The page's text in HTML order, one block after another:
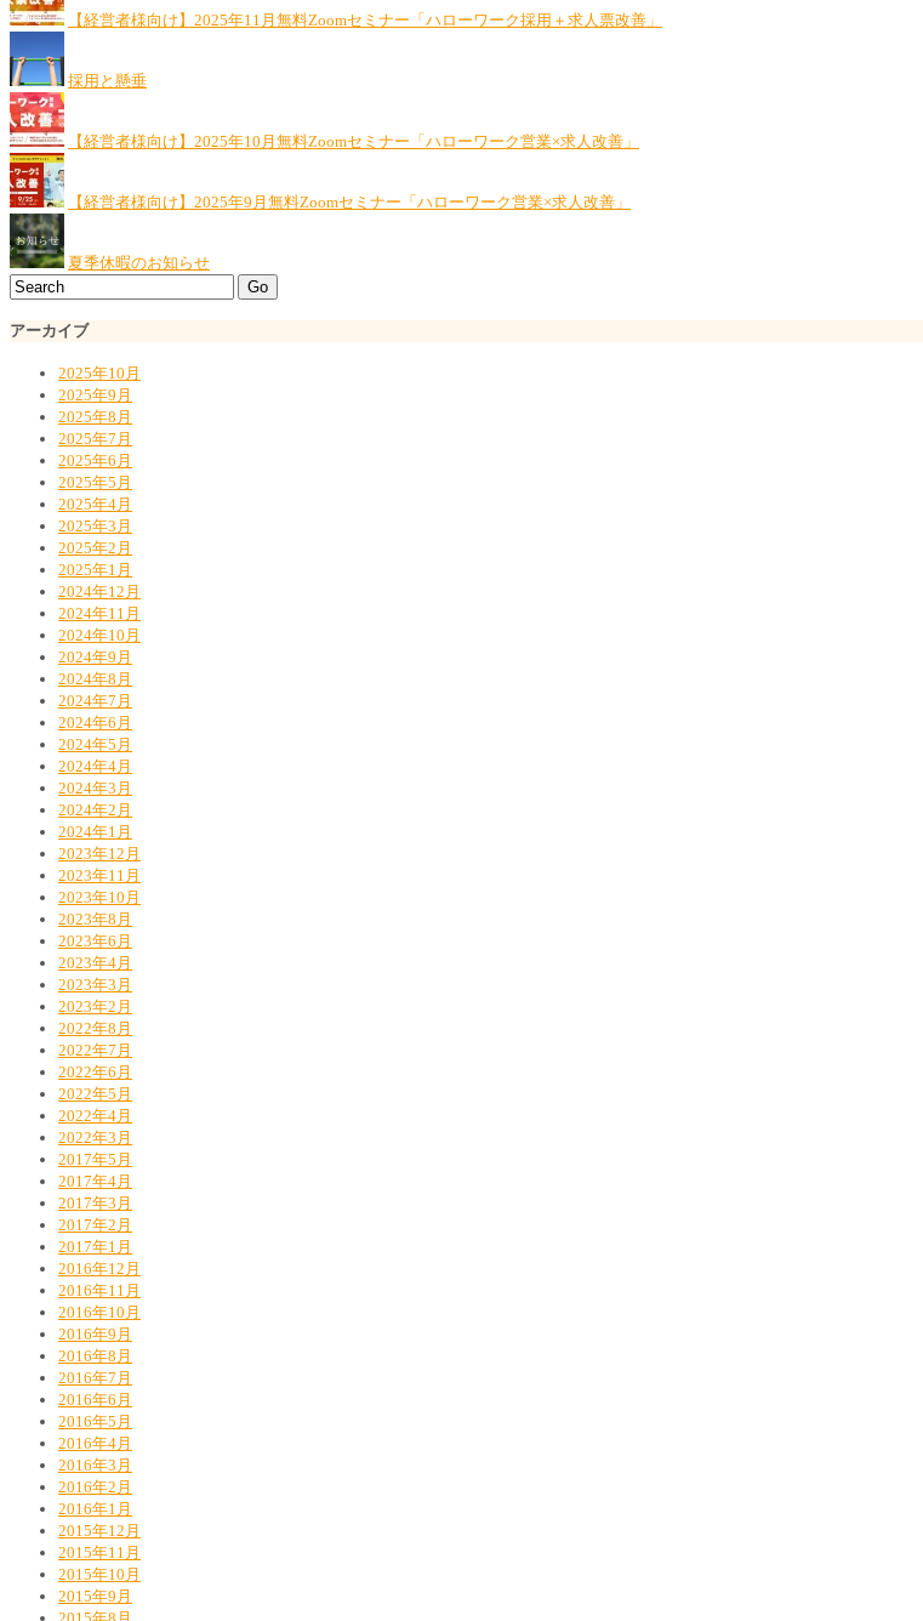
【経営者様向け】2025年11月無料Zoomセミナー「ハローワーク採用＋求人票改善」
採用と懸垂
【経営者様向け】2025年10月無料Zoomセミナー「ハローワーク営業×求人改善」
【経営者様向け】2025年9月無料Zoomセミナー「ハローワーク営業×求人改善」
夏季休暇のお知らせ
アーカイブ
2025年10月
2025年9月
2025年8月
2025年7月
2025年6月
2025年5月
2025年4月
2025年3月
2025年2月
2025年1月
2024年12月
2024年11月
2024年10月
2024年9月
2024年8月
2024年7月
2024年6月
2024年5月
2024年4月
2024年3月
2024年2月
2024年1月
2023年12月
2023年11月
2023年10月
2023年8月
2023年6月
2023年4月
2023年3月
2023年2月
2022年8月
2022年7月
2022年6月
2022年5月
2022年4月
2022年3月
2017年5月
2017年4月
2017年3月
2017年2月
2017年1月
2016年12月
2016年11月
2016年10月
2016年9月
2016年8月
2016年7月
2016年6月
2016年5月
2016年4月
2016年3月
2016年2月
2016年1月
2015年12月
2015年11月
2015年10月
2015年9月